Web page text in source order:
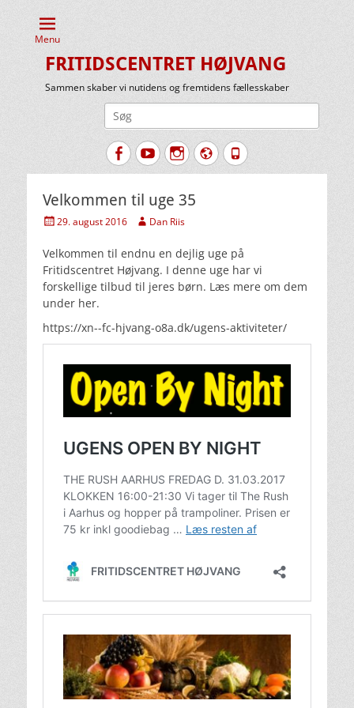
Menu
FRITIDSCENTRET HØJVANG
Sammen skaber vi nutidens og fremtidens fællesskaber
FacebookYouTubeInstagram
Website
Tlf.
Velkommen til uge 35
Udgivet
29. august 2016 Forfatter
Dan Riis
Velkommen til endnu en dejlig uge på
Fritidscentret Højvang. I denne uge har vi
forskellige tilbud til jeres børn. Læs mere om dem
under her.
https://xn--fc-hjvang-o8a.dk/ugens-aktiviteter/